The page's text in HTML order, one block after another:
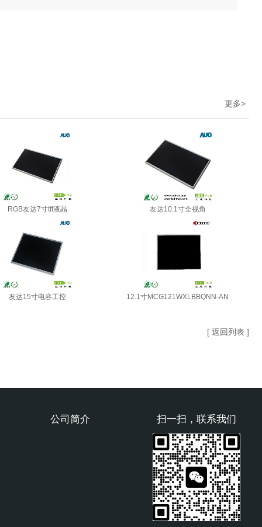
更多>
RGB友达7寸tft液晶 友达10.1寸全视角
友达15寸电容工控 12.1寸MCG121WXLBBQNN-AN
[ 返回列表 ]
扫一扫，联系我们
公司简介